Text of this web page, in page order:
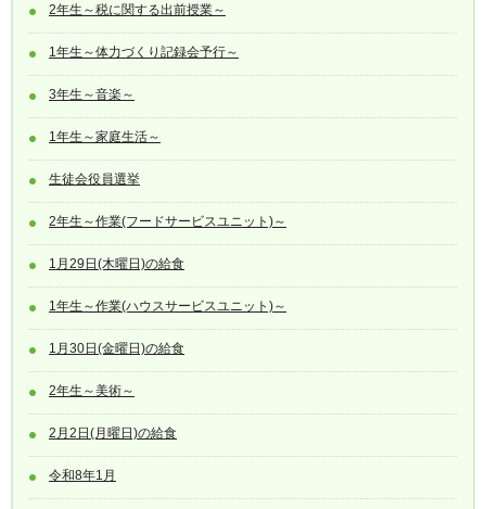
2年生～税に関する出前授業～
1年生～体力づくり記録会予行～
3年生～音楽～
1年生～家庭生活～
生徒会役員選挙
2年生～作業(フードサービスユニット)～
1月29日(木曜日)の給食
1年生～作業(ハウスサービスユニット)～
1月30日(金曜日)の給食
2年生～美術～
2月2日(月曜日)の給食
令和8年1月